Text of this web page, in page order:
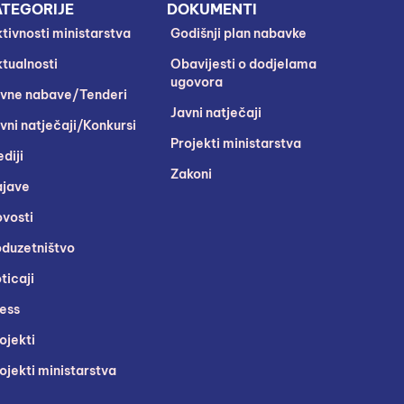
ministarstva
nabave/Tenderi
natječaji/Konkursi
ministarstva
DOKUMENTI
Godišnji plan nabavke
Obavijesti o dodjelama
ugovora
Javni natječaji
Projekti ministarstva
Zakoni